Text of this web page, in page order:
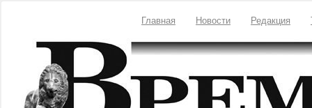
Главная Новости Редакция